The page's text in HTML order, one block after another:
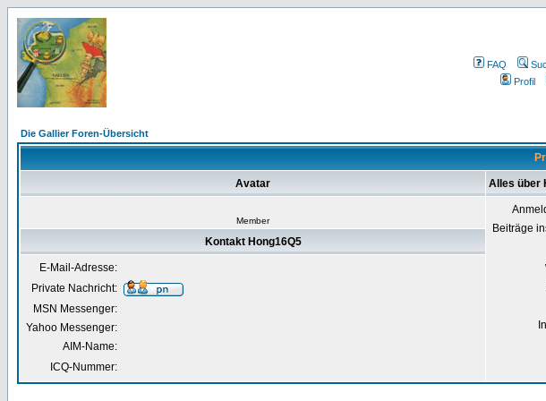
FAQ
Profil
Die Gallier Foren-Übersicht
Avatar Alles über
Member
Beiträge
Kontakt Hong16Q5
E-Mail-Adresse:
Private Nachricht:
MSN Messenger:
Yahoo Messenger:
AIM-Name:
ICQ-Nummer: